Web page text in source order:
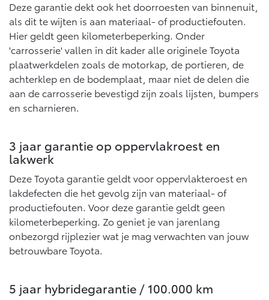
Vanaf € 76.695,- Vanaf € 27.945,-
Proace (excl. BTW)
OOK ALS BATTERIJ-
ELEKTRISCH
Vanaf € 37.500,-
Proace Verso
BATTERIJ-ELEKTRISCH
Vanaf € 55.950,-
Proace Max (excl. BTW)
OOK ALS BATTERIJ-
ELEKTRISCH
Hilux (excl. BTW)
OOK ALS BATTERIJ-
ELEKTRISCH
Deze garantie dekt ook het doorroesten van binnenuit,
als dit te wijten is aan materiaal- of productiefouten.
Hier geldt geen kilometerbeperking. Onder
'carrosserie' vallen in dit kader alle originele Toyota
plaatwerkdelen zoals de motorkap, de portieren, de
achterklep en de bodemplaat, maar niet de delen die
aan de carrosserie bevestigd zijn zoals lijsten, bumpers
en scharnieren.
3 jaar garantie op oppervlakroest en
lakwerk
Deze Toyota garantie geldt voor oppervlakteroest en
lakdefecten die het gevolg zijn van materiaal- of
productiefouten. Voor deze garantie geldt geen
kilometerbeperking. Zo geniet je van jarenlang
onbezorgd rijplezier wat je mag verwachten van jouw
betrouwbare Toyota.
5 jaar hybridegarantie / 100.000 km